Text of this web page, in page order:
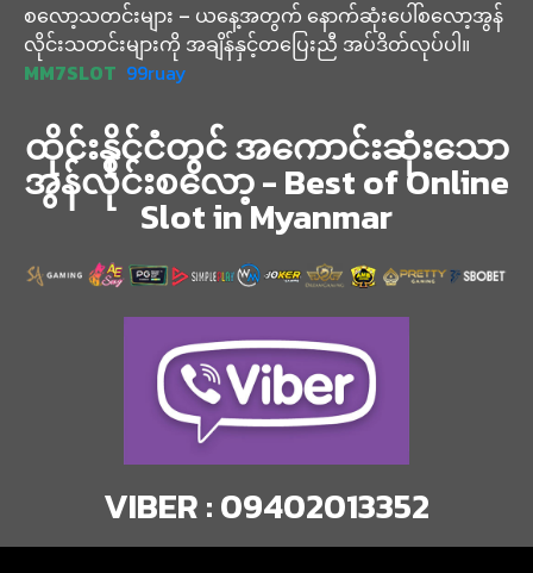
စလော့သတင်းများ – ယနေ့အတွက် နောက်ဆုံးပေါ်စလော့အွန်
လိုင်းသတင်းများကို အချိန်နှင့်တပြေးညီ အပ်ဒိတ်လုပ်ပါ။
MM7SLOT 99ruay
ထိုင်းနိုင်ငံတွင် အကောင်းဆုံးသော
အွန်လိုင်းစလော့ - Best of Online
Slot in Myanmar
VIBER : 09402013352